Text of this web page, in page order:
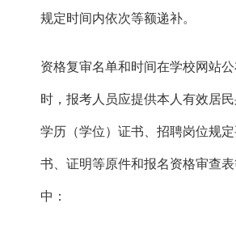
规定时间内依次等额递补。
资格复审名单和时间在学校网站
时，报考人员应提供本人有效居民
学历（学位）证书、招聘岗位规
书、证明等原件和报名资格审查
中：